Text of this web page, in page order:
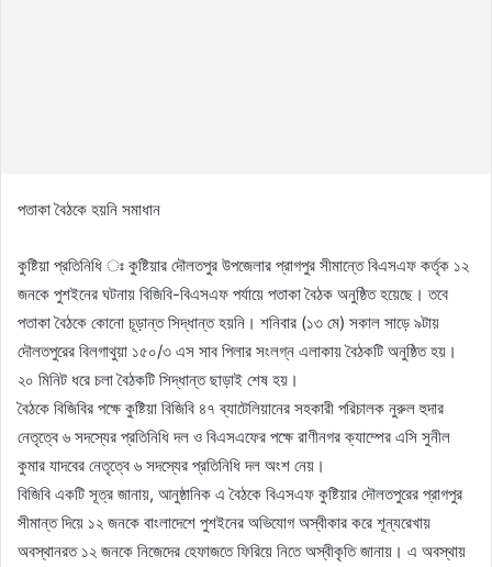
পতাকা বৈঠকে হয়নি সমাধান
কুষ্টিয়া প্রতিনিধি ঃ কুষ্টিয়ার দৌলতপুর উপজেলার প্রাগপুর সীমান্তে বিএসএফ কর্তৃক ১২
জনকে পুশইনের ঘটনায় বিজিবি-বিএসএফ পর্যায়ে পতাকা বৈঠক অনুষ্ঠিত হয়েছে। তবে
পতাকা বৈঠকে কোনো চূড়ান্ত সিদ্ধান্ত হয়নি। শনিবার (১৩ মে) সকাল সাড়ে ৯টায়
দৌলতপুরের বিলগাথুয়া ১৫০/৩ এস সাব পিলার সংলগ্ন এলাকায় বৈঠকটি অনুষ্ঠিত হয়।
২০ মিনিট ধরে চলা বৈঠকটি সিদ্ধান্ত ছাড়াই শেষ হয়।
বৈঠকে বিজিবির পক্ষে কুষ্টিয়া বিজিবি ৪৭ ব্যাটেলিয়ানের সহকারী পরিচালক নুরুল হুদার
নেতৃত্বে ৬ সদস্যের প্রতিনিধি দল ও বিএসএফের পক্ষে রাণীনগর ক্যাম্পের এসি সুনীল
কুমার যাদবের নেতৃত্বে ৬ সদস্যের প্রতিনিধি দল অংশ নেয়।
বিজিবি একটি সূত্র জানায়, আনুষ্ঠানিক এ বৈঠকে বিএসএফ কুষ্টিয়ার দৌলতপুরের প্রাগপুর
সীমান্ত দিয়ে ১২ জনকে বাংলাদেশে পুশইনের অভিযোগ অস্বীকার করে শূন্যরেখায়
অবস্থানরত ১২ জনকে নিজেদের হেফাজতে ফিরিয়ে নিতে অস্বীকৃতি জানায়। এ অবস্থায়